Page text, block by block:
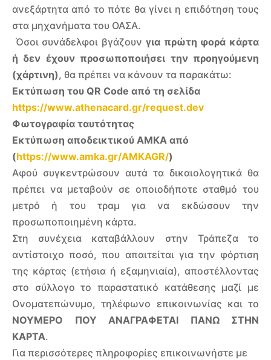
ανεξάρτητα από το πότε θα γίνει η επιδότηση τους
στα μηχανήματα του ΟΑΣΑ.
Όσοι συνάδελφοι βγάζουν για πρώτη φορά κάρτα
ή δεν έχουν προσωποποιήσει την προηγούμενη
(χάρτινη), θα πρέπει να κάνουν τα παρακάτω:
Εκτύπωση του QR Code από τη σελίδα
https://www.athenacard.gr/request.dev
Φωτογραφία ταυτότητας
Εκτύπωση αποδεικτικού ΑΜΚΑ από
(https://www.amka.gr/AMKAGR/)
Αφού συγκεντρώσουν αυτά τα δικαιολογητικά θα
πρέπει να μεταβούν σε οποιοδήποτε σταθμό του
μετρό ή του τραμ για να εκδώσουν την
προσωποποιημένη κάρτα.
Στη συνέχεια καταβάλλουν στην Τράπεζα το
αντίστοιχο ποσό, που απαιτείται για την φόρτιση
της κάρτας (ετήσια ή εξαμηνιαία), αποστέλλοντας
στο σύλλογο το παραστατικό κατάθεσης μαζί με
Ονοματεπώνυμο, τηλέφωνο επικοινωνίας και το
ΝΟΥΜΕΡΟ ΠΟΥ ΑΝΑΓΡΑΦΕΤΑΙ ΠΑΝΩ ΣΤΗΝ
ΚΑΡΤΑ.
Για περισσότερες πληροφορίες επικοινωνήστε με